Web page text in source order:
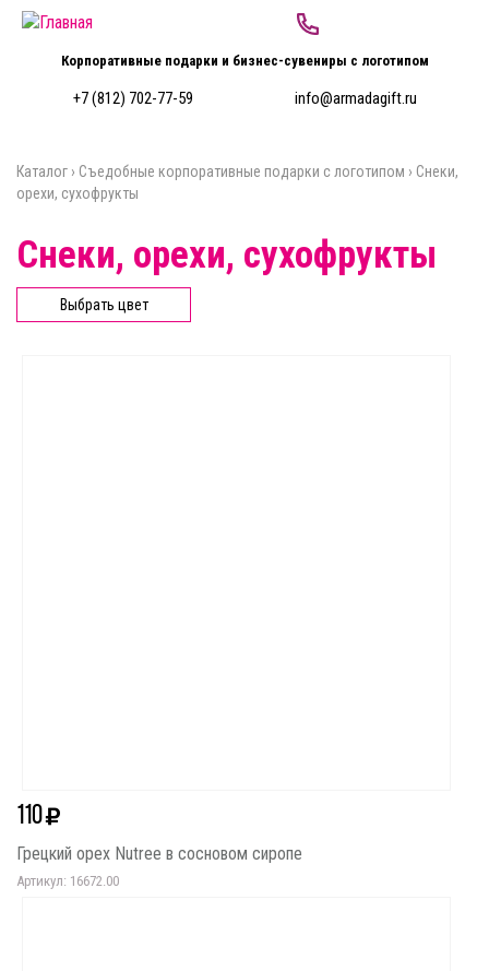
Перейти к основному содержанию
Корпоративные подарки и бизнес-сувениры с логотипом
+7 (812) 702-77-59 info@armadagift.ru
Вы здесь
Каталог › Съедобные корпоративные подарки с логотипом › Снеки,
орехи, сухофрукты
Снеки, орехи, сухофрукты
Выбрать цвет
110
Грецкий орех Nutree в сосновом сиропе
Артикул: 16672.00